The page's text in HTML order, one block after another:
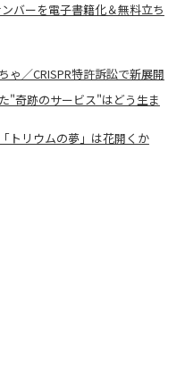
バーを電子書籍化＆無料立ち
ゃ／CRISPR特許訴訟で新展開
"奇跡のサービス"はどう生ま
トリウムの夢」は花開くか